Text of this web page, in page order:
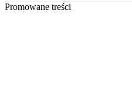
Promowane treści